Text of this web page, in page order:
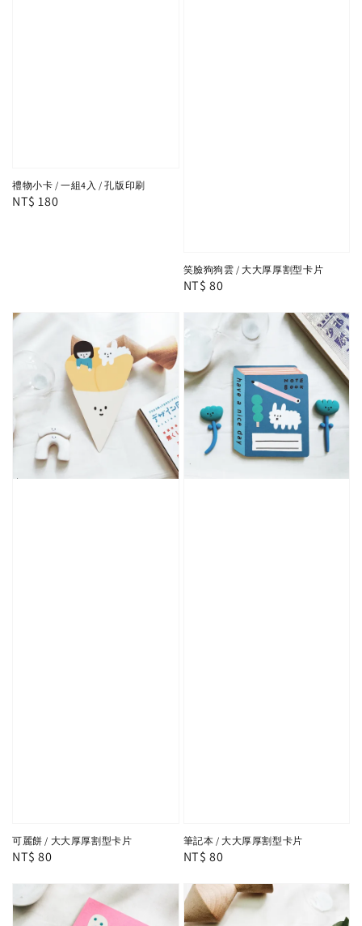
禮物小卡 / 一組4入 / 孔版印刷
Regular
NT$ 180
笑臉狗狗雲 / 大大厚厚割型卡片
Regular
NT$ 80
可麗餅 / 大大厚厚割型卡片
Regular
NT$ 80
筆記本 / 大大厚厚割型卡片
Regular
NT$ 80